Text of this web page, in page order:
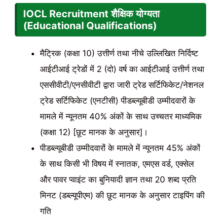
IOCL Recruitment शैक्षिक योग्यता
(Educational Qualifications)
मैट्रिक (कक्षा 10) उत्तीर्ण तथा नीचे उल्लिखित निर्दिष्ट
आईटीआई ट्रेडों में 2 (दो) वर्ष का आईटीआई उत्तीर्ण तथा
एससीवीटी/एनसीवीटी द्वारा जारी ट्रेड सर्टिफिकेट/नेशनल
ट्रेड सर्टिफिकेट (एनटीसी) पीडब्ल्यूबीडी उम्मीदवारों के
मामले में न्यूनतम 40% अंकों के साथ उच्चतर माध्यमिक
(कक्षा 12) [छूट मानक के अनुसार]।
पीडब्ल्यूबीडी उम्मीदवारों के मामले में न्यूनतम 45% अंकों
के साथ किसी भी विषय में स्नातक, एमएस वर्ड, एक्सेल
और पावर प्वाइंट का बुनियादी ज्ञान तथा 20 शब्द प्रति
मिनट (डब्ल्यूपीएम) की छूट मानक के अनुसार टाइपिंग की
गति